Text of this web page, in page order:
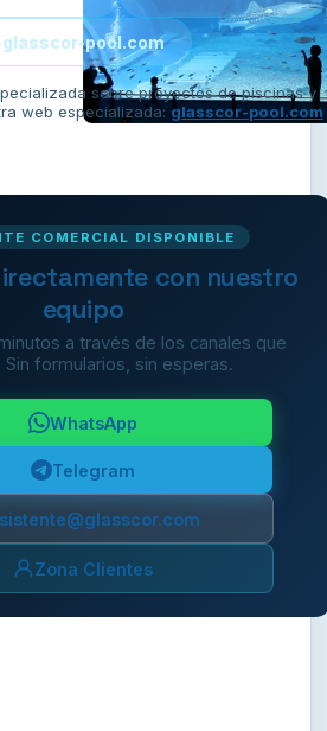
glasscor-pool.com
sobre proyectos de piscinas y
web especializada: glasscor-pool.com
COMERCIAL DISPONIBLE
con nuestro
equipo
a través de los canales que
formularios, sin esperas.
WhatsApp
Telegram
Zona Clientes